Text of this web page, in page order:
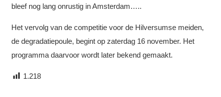
bleef nog lang onrustig in Amsterdam…..
Het vervolg van de competitie voor de Hilversumse meiden,
de degradatiepoule, begint op zaterdag 16 november. Het
programma daarvoor wordt later bekend gemaakt.
1.218